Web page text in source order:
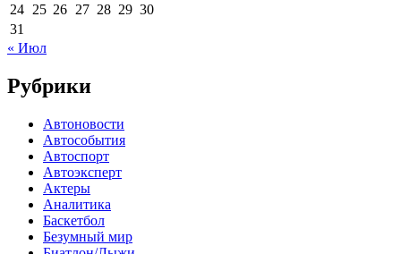
24 25 26 27 28 29 30
31
« Июл
Рубрики
Автоновости
Автособытия
Автоспорт
Автоэксперт
Актеры
Аналитика
Баскетбол
Безумный мир